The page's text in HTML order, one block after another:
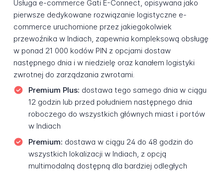
Usługa e-commerce Gati E-Connect, opisywana jako
pierwsze dedykowane rozwiązanie logistyczne e-
commerce uruchomione przez jakiegokolwiek
przewoźnika w Indiach, zapewnia kompleksową obsługę
w ponad 21 000 kodów PIN z opcjami dostaw
następnego dnia i w niedzielę oraz kanałem logistyki
zwrotnej do zarządzania zwrotami.
Premium Plus: dostawa tego samego dnia w ciągu
12 godzin lub przed południem następnego dnia
roboczego do wszystkich głównych miast i portów
w Indiach
Premium: dostawa w ciągu 24 do 48 godzin do
wszystkich lokalizacji w Indiach, z opcją
multimodalną dostępną dla bardziej odległych